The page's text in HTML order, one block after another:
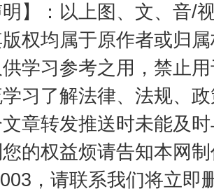
明】：以上图、文、音/
权均属于原作者或归
学习参考之用，禁止
习了解法律、法规、
章转发推送时未能及
的权益烦请告知本网
，请联系我们将立即
到大学，有这些资助